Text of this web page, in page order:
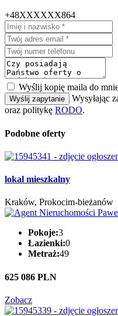
+48XXXXXX864
Wyślij kopię maila do
Wyślij zapytanie Wysyłając
oraz politykę RODO.
Podobne oferty
lokal mieszkalny
Kraków, Prokocim-bieżanów
Pokoje:3
Łazienki:0
Metraż:49
625 086 PLN
Zobacz